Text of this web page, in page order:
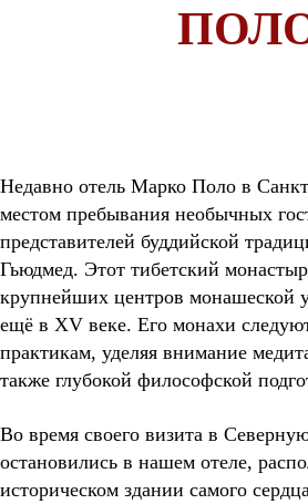
Недавно отель Марко Поло в
местом пребывания необычных
представителей буддийской
Гьюдмед. Этот тибетский
крупнейших центров монашеской
ещё в XV веке. Его монахи
практикам, уделяя внимание
также глубокой философской
Во время своего визита в
остановились в нашем отеле,
историческом здании самого